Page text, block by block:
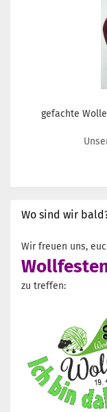
gefachte
Wo sind wir
Wir freuen uns,
zu treffen: